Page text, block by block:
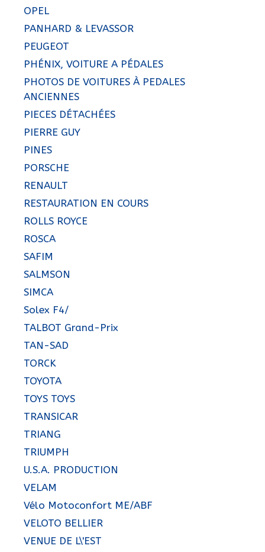
OPEL
PANHARD & LEVASSOR
PEUGEOT
PHÉNIX, VOITURE A PÉDALES
PHOTOS DE VOITURES À PEDALES
ANCIENNES
PIECES DÉTACHÉES
PIERRE GUY
PINES
PORSCHE
RENAULT
RESTAURATION EN COURS
ROLLS ROYCE
ROSCA
SAFIM
SALMSON
SIMCA
Solex F4/
TALBOT Grand-Prix
TAN-SAD
TORCK
TOYOTA
TOYS TOYS
TRANSICAR
TRIANG
TRIUMPH
U.S.A. PRODUCTION
VELAM
Vélo Motoconfort ME/ABF
VELOTO BELLIER
VENUE DE L\'EST